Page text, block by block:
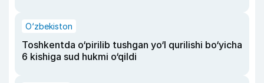
O‘zbekiston
Toshkentda o‘pirilib tushgan yo‘l qurilishi bo‘yicha
6 kishiga sud hukmi o‘qildi